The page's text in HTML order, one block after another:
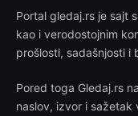
Portal gledaj.rs je sajt
kao i verodostojnim
prošlosti, sadašnjosti i
Pored toga Gledaj.rs
naslov, izvor i sažetak